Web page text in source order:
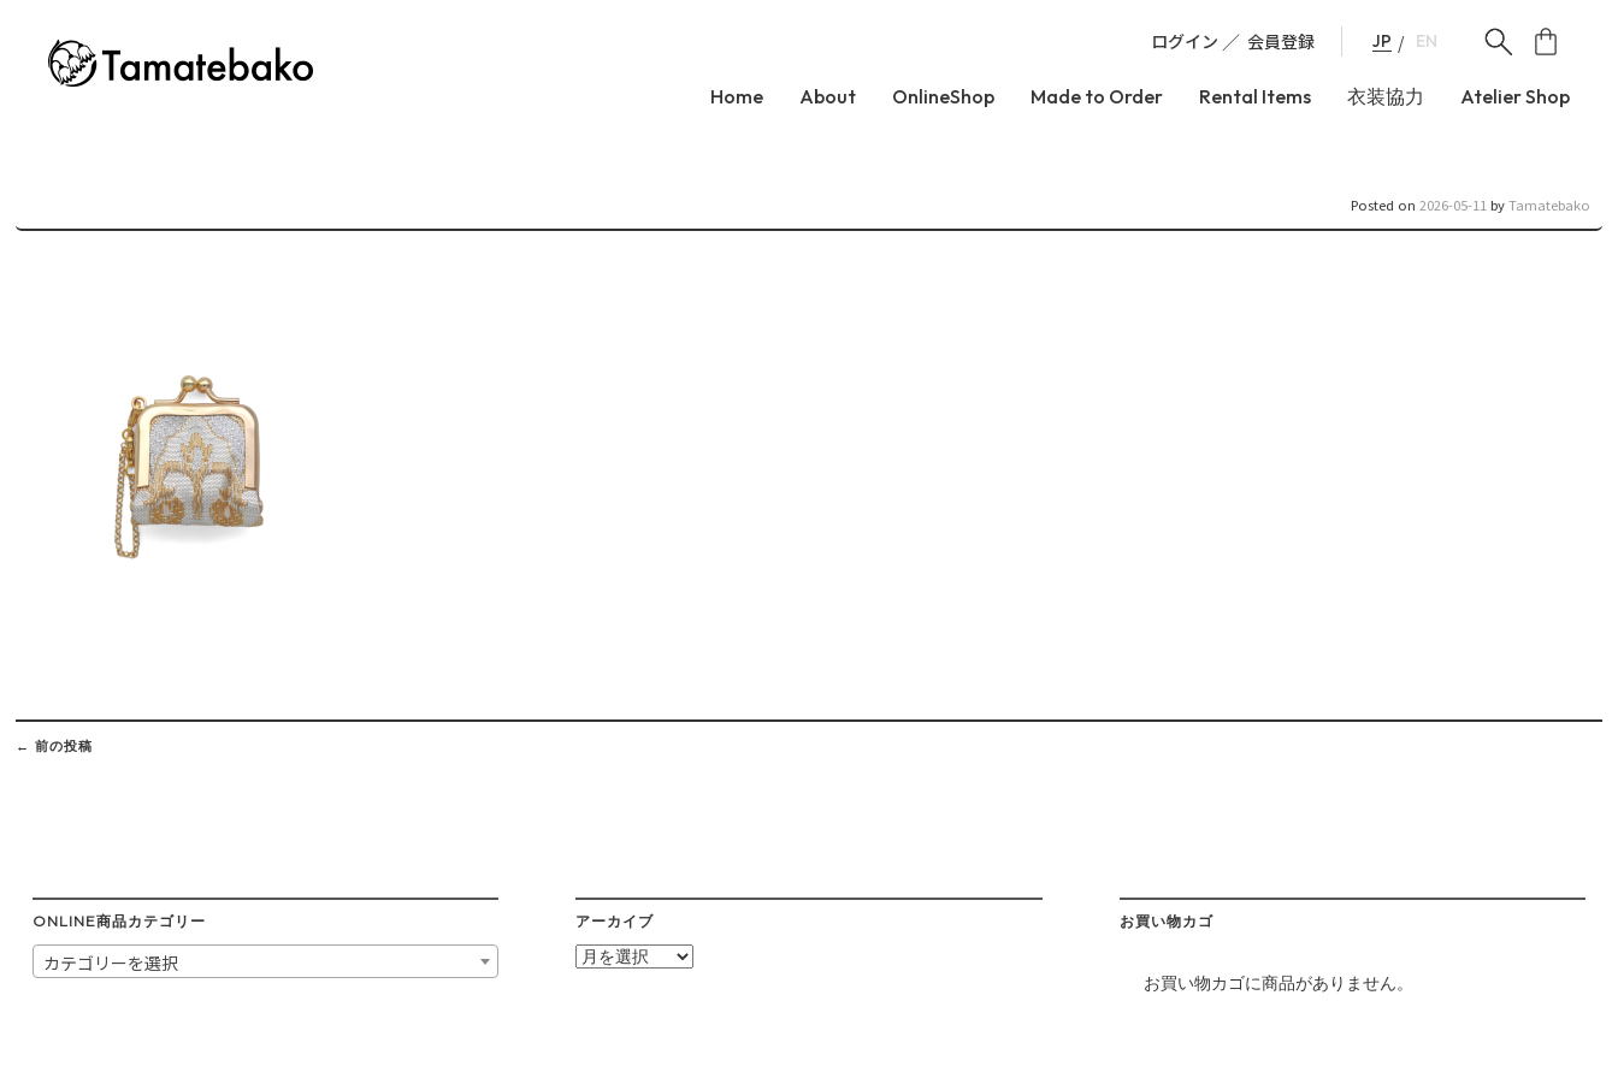
ログイン 会員登録 JP EN
Home About OnlineShop Made to Order Rental Items 衣装協力 Atelier Shop
Posted on 2026-05-11 byTamatebako
Post
navigation
← 前の投稿
ONLINE商品カテゴリー
カテゴリーを選択
アーカイブ
ア
お買い物カゴ
お買い物カゴに商品がありません。